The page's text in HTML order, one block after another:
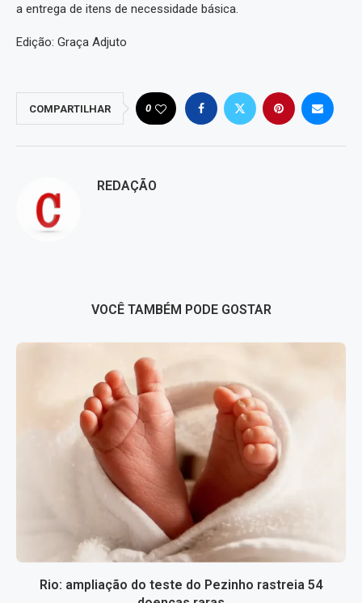
a entrega de itens de necessidade básica.
Edição: Graça Adjuto
COMPARTILHAR 0
REDAÇÃO
VOCÊ TAMBÉM PODE GOSTAR
Rio: ampliação do teste do Pezinho rastreia 54